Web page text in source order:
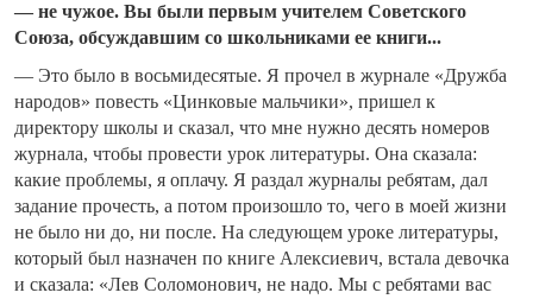
— не чужое. Вы были первым учителем Советского
Союза, обсуждавшим со школьниками ее книги...
— Это было в восьмидесятые. Я прочел в журнале «Дружба
народов» повесть «Цинковые мальчики», пришел к
директору школы и сказал, что мне нужно десять номеров
журнала, чтобы провести урок литературы. Она сказала:
какие проблемы, я оплачу. Я раздал журналы ребятам, дал
задание прочесть, а потом произошло то, чего в моей жизни
не было ни до, ни после. На следующем уроке литературы,
который был назначен по книге Алексиевич, встала девочка
и сказала: «Лев Соломонович, не надо. Мы с ребятами вас